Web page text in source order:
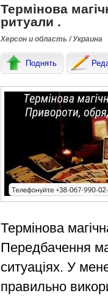
Термінова
ритуали .
Херсон и область / Украина
Поднять
Термінова
Передбачення
ситуаціях. У
правильно